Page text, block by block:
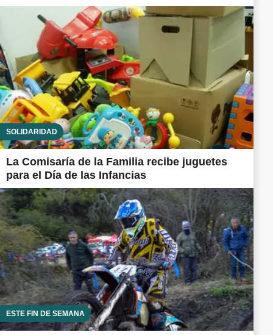
SOLIDARIDAD
La Comisaría de la Familia recibe juguetes
para el Día de las Infancias
ESTE FIN DE SEMANA